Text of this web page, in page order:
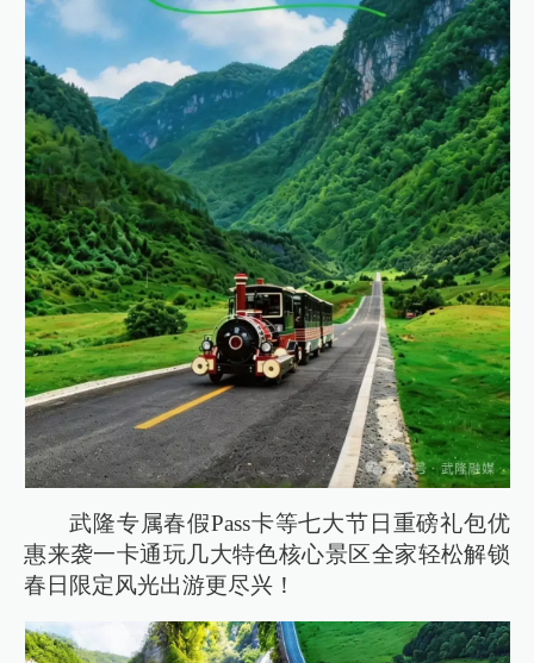
武隆专属春假Pass卡等七大节日重磅礼包优
惠来袭一卡通玩几大特色核心景区全家轻松解锁
春日限定风光出游更尽兴！